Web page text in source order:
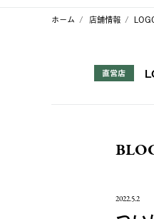
ホーム 店舗情報
直営店
2022.5.2